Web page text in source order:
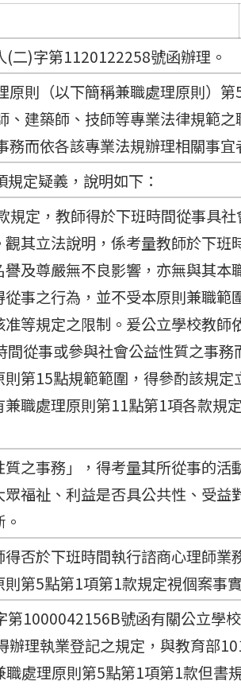
二)字第1120122258號函辦理。
原則（以下簡稱兼職處理原則）
、建築師、技師等專業法律規範
而依各該專業法規辦理相關事宜
定疑義，說明如下：
定，教師得於下班時間從事具
其立法說明，係考量教師於下班
及尊嚴無不良影響，亦無與其本
事之行為，並不受本原則兼職範
等規定之限制。爰公立學校教師
從事或參與社會公益性質之事務
第15點規範範圍，得參酌該規定
職處理原則第11點第1項各款規
之事務」，得考量其所從事的活
福祉、利益是否具公共性、受益
否於下班時間執行諮商心理師業
第5點第1項第1款規定視個案事
1000042156B號函有關公立學
辦理執業登記之規定，與教育部
職處理原則第5點第1項第1款但書